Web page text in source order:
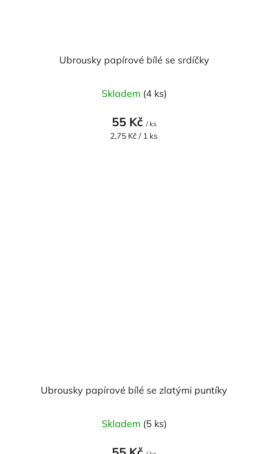
Ubrousky papírové bílé se srdíčky
hodnocení
produktu
je
Skladem (4 ks)
55 Kč / ks
Měrná
2,75 Kč / 1 ks
Ubrousky papírové bílé se zlatými puntíky
hodnocení
produktu
Skladem (5 ks)